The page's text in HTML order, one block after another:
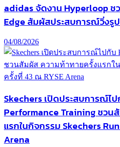
adidas จัดงาน Hyperloop ช
Edge สัมผัสประสบการณ์วิ่งรู
04/08/2026
Skechers เปิดประสบการณ์ไ
Performance Training ชวน
แรกในกิจกรรม Skechers
Arena